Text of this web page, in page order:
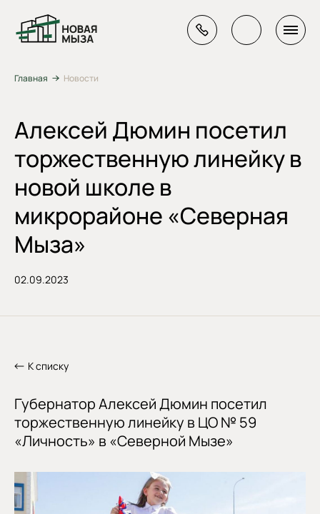
Главная Новости
Алексей Дюмин посетил
торжественную линейку в
новой школе в
микрорайоне «Северная
Мыза»
02.09.2023
К списку
Губернатор Алексей Дюмин посетил
торжественную линейку в ЦО № 59
«Личность» в «Северной Мызе»